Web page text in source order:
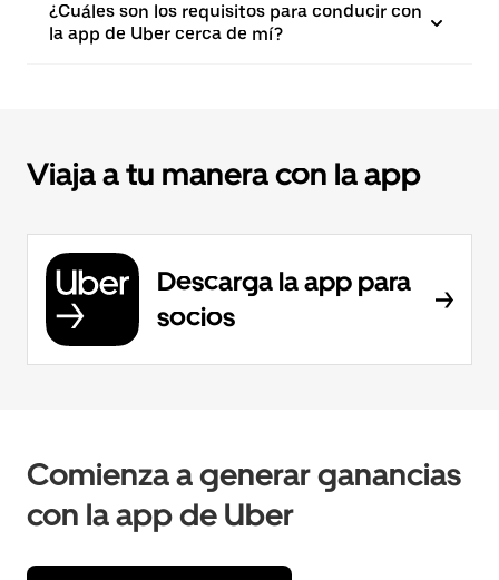
¿Cuáles son los requisitos para conducir con
la app de Uber cerca de mí?
Viaja a tu manera con la app
Descarga la app para
socios
Comienza a generar ganancias
con la app de Uber